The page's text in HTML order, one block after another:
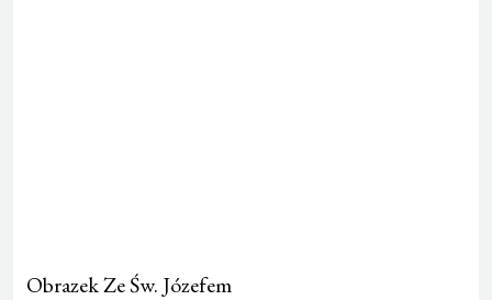
Obrazek Ze Św. Józefem